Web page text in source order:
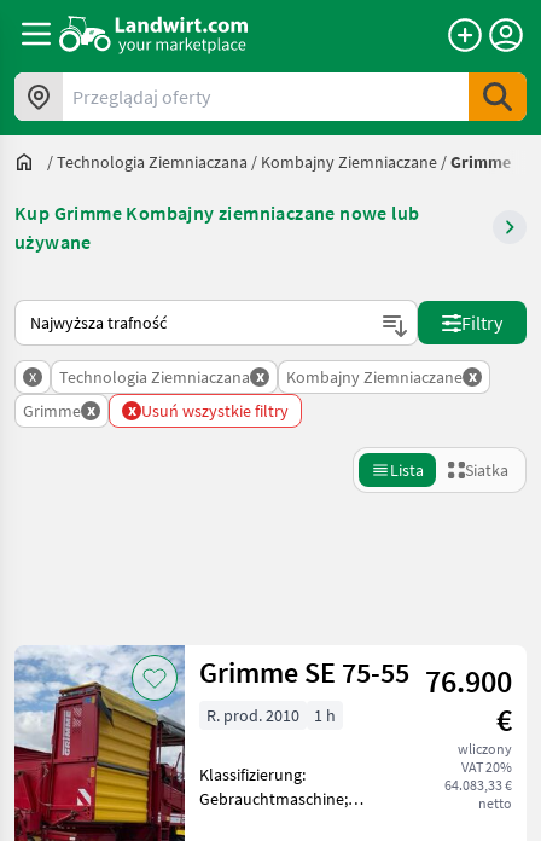
Przeglądaj oferty
/Technologia Ziemniaczana / Kombajny Ziemniaczane /Grimme
Kup Grimme Kombajny ziemniaczane nowe lub
używane
Tak sortuje się na Landwirt.com
Filtry
x Technologia Ziemniaczana x Kombajny Ziemniaczane x
Grimme x x Usuń wszystkie filtry
Lista Siatka
Kategoria 4 Kraj Filtry
AKTUALNA
ŚCIEŻKA
technika
rolnicza
Zresetuj
Pokaż 88
wyników
Grimme SE 75-55 76.900
€
wliczony
VAT 20%
64.083,33 €
netto
R. prod. 2010 1 h
Klassifizierung:
Gebrauchtmaschine;